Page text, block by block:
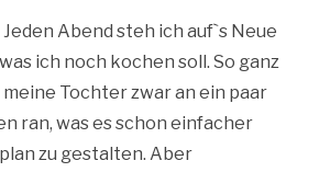
Jeden Abend steh ich auf`s Neue
ich noch kochen soll. So ganz
Tochter zwar an ein paar
ran, was es schon einfacher
zu gestalten. Aber